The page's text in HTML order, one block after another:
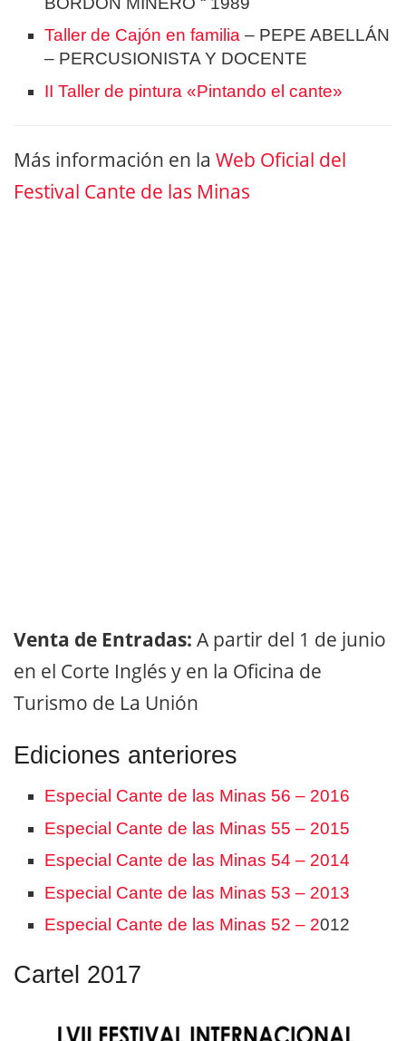
Taller de Cajón en familia – PEPE ABELLÁN
– PERCUSIONISTA Y DOCENTE
II Taller de pintura «Pintando el cante»
Más información en la Web Oficial del
Festival Cante de las Minas
Venta de Entradas: A partir del 1 de junio
en el Corte Inglés y en la Oficina de
Turismo de La Unión
Ediciones anteriores
Especial Cante de las Minas 56 – 2016
Especial Cante de las Minas 55 – 2015
Especial Cante de las Minas 54 – 2014
Especial Cante de las Minas 53 – 2013
Especial Cante de las Minas 52 – 2012
Cartel 2017